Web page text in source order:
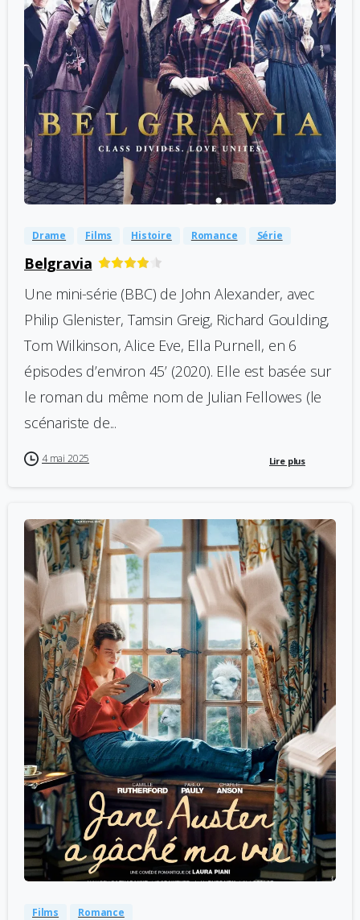
0
Drame Films Histoire Romance Série
Belgravia
Une mini-série (BBC) de John Alexander, avec
Philip Glenister, Tamsin Greig, Richard Goulding,
Tom Wilkinson, Alice Eve, Ella Purnell, en 6
épisodes d’environ 45’ (2020). Elle est basée sur
le roman du même nom de Julian Fellowes (le
scénariste de...
4 mai 2025 Lire plus
0 -
Films Romance